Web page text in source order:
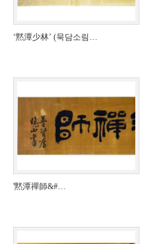
‘黙潭少林’ (묵담소림…
'黙潭禪師&#…